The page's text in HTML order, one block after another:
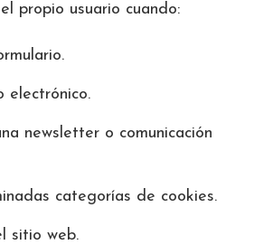
propio usuario cuando:
electrónico.
newsletter o comunicación
categorías de cookies.
sitio web.